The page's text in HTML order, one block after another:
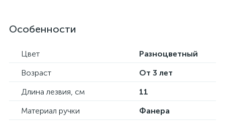
Особенности
Цвет
Разноцветный
Возраст
От 3 лет
Длина лезвия, см
11
Материал ручки
Фанера